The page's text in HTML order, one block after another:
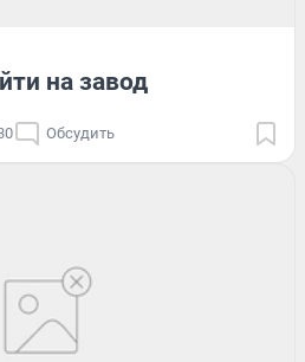
на завод
Обсудить